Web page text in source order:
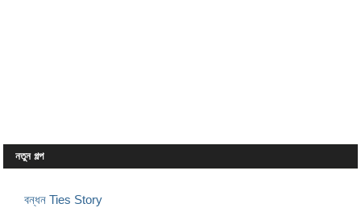
নতুন গল্প
বন্ধন Ties Story